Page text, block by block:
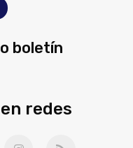
boletín
redes